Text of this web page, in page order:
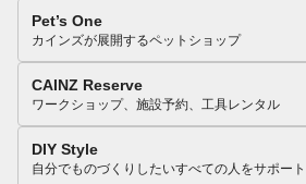
Pet’s One
カインズが展開するペットショップ
CAINZ Reserve
ワークショップ、施設予約、工具レンタル
DIY Style
自分でものづくりしたいすべての人をサポート